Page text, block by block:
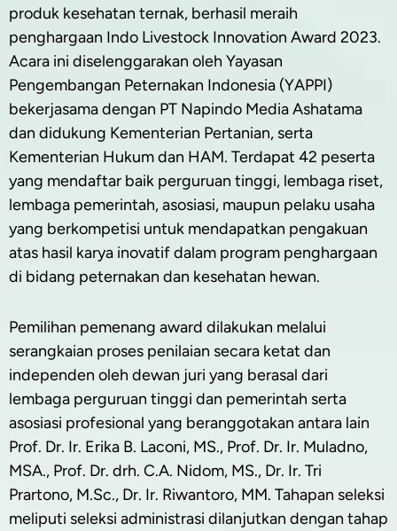
produk kesehatan ternak, berhasil meraih
penghargaan Indo Livestock Innovation Award 2023.
Acara ini diselenggarakan oleh Yayasan
Pengembangan Peternakan Indonesia (YAPPI)
bekerjasama dengan PT Napindo Media Ashatama
dan didukung Kementerian Pertanian, serta
Kementerian Hukum dan HAM. Terdapat 42 peserta
yang mendaftar baik perguruan tinggi, lembaga riset,
lembaga pemerintah, asosiasi, maupun pelaku usaha
yang berkompetisi untuk mendapatkan pengakuan
atas hasil karya inovatif dalam program penghargaan
di bidang peternakan dan kesehatan hewan.
Pemilihan pemenang award dilakukan melalui
serangkaian proses penilaian secara ketat dan
independen oleh dewan juri yang berasal dari
lembaga perguruan tinggi dan pemerintah serta
asosiasi profesional yang beranggotakan antara lain
Prof. Dr. Ir. Erika B. Laconi, MS., Prof. Dr. Ir. Muladno,
MSA., Prof. Dr. drh. C.A. Nidom, MS., Dr. Ir. Tri
Prartono, M.Sc., Dr. Ir. Riwantoro, MM. Tahapan seleksi
meliputi seleksi administrasi dilanjutkan dengan tahap